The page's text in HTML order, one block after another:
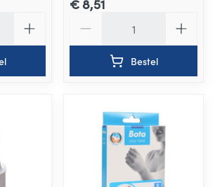
€ 8,51
Bestel